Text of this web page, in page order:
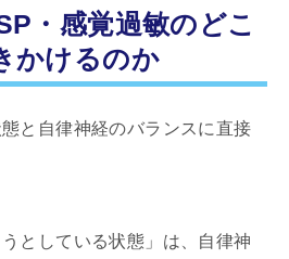
・感覚過敏のどこ
かけるのか
と自律神経のバランスに直接
としている状態」は、自律神